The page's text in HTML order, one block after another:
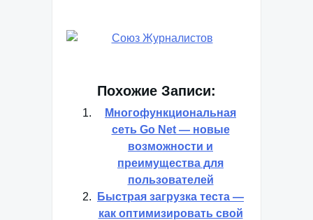
Похожие Записи:
Многофункциональная
сеть Go Net — новые
возможности и
преимущества для
пользователей
Быстрая загрузка теста —
как оптимизировать свой